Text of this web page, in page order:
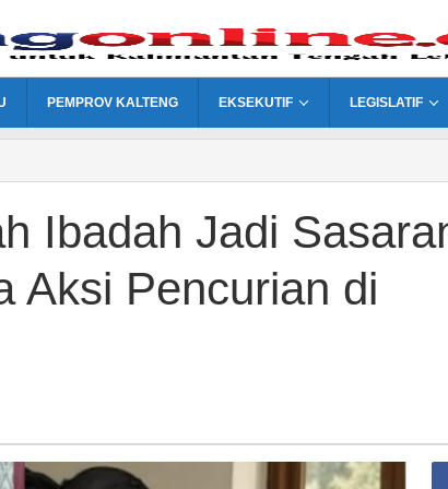
PEMPROV KALTENG EKSEKUTIF LEGISLATIF
Ibadah Jadi
Aksi Pencurian di